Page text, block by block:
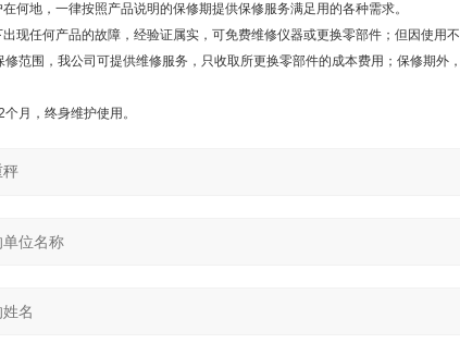
何地，一律按照产品说明的保修期提供保修服务满足用的各种需求。
现任何产品的故障，经验证属实，可免费维修仪器或更换零部件；但因使用
范围，我公司可提供维修服务，只收取所更换零部件的成本费用；保修期外
月，终身维护使用。